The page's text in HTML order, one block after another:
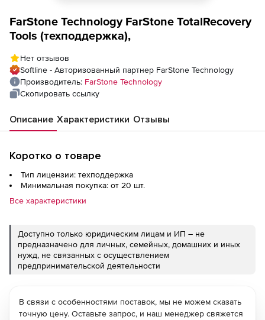
FarStone Technology FarStone TotalRecovery
Tools (техподдержка),
Нет отзывов
Softline - Авторизованный партнер FarStone Technology
Производитель: FarStone Technology
Скопировать ссылку
Описание Характеристики Отзывы
Коротко о товаре
Тип лицензии: техподдержка
Минимальная покупка: от 20 шт.
Все характеристики
Доступно только юридическим лицам и ИП – не
предназначено для личных, семейных, домашних и иных
нужд, не связанных с осуществлением
предпринимательской деятельности
В связи с особенностями поставок, мы не можем сказать
точную цену. Оставьте запрос, и наш менеджер свяжется